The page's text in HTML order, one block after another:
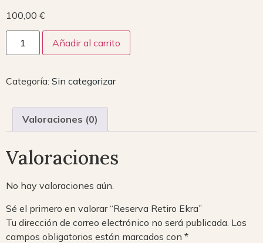
100,00 €
Añadir al carrito
Categoría: Sin categorizar
Valoraciones (0)
Valoraciones
No hay valoraciones aún.
Sé el primero en valorar “Reserva Retiro Ekra”
Tu dirección de correo electrónico no será publicada. Los
campos obligatorios están marcados con *